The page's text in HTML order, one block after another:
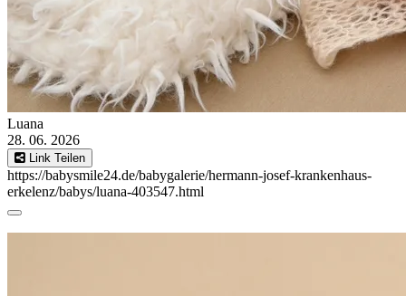
Luana
28. 06. 2026
Link Teilen
https://babysmile24.de/babygalerie/hermann-josef-krankenhaus-
erkelenz/babys/luana-403547.html